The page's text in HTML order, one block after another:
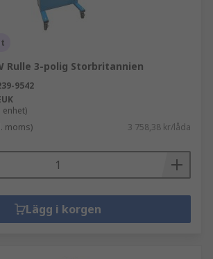
Rulle 3-polig Storbritannien
9542
enhet)
moms) 3 758,38 kr/låda
Lägg i korgen